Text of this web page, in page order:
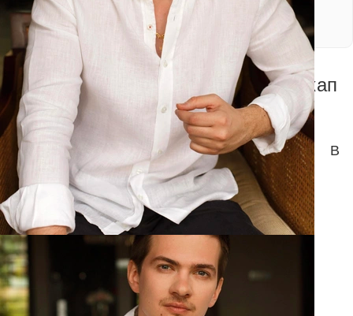
https://t.me/fokmedia
🎤 Скандал на улицах Москвы: «пикап
задание» вышло из-под контроля
В